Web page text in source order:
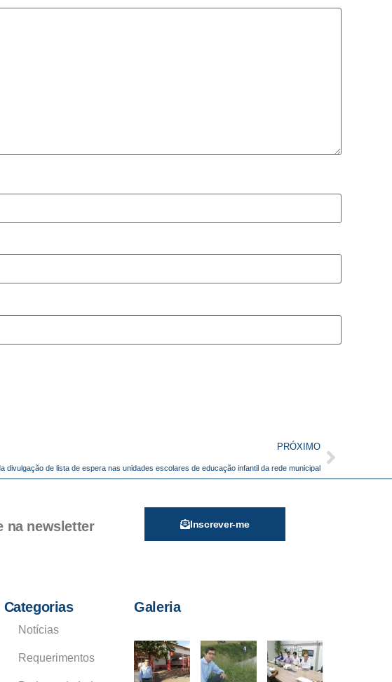
PRÓXIMO
divulgação de lista de espera nas unidades escolares de educação infantil da rede municipal
na newsletter Inscrever-me
Categorias
Notícias
Requerimentos
Galeria